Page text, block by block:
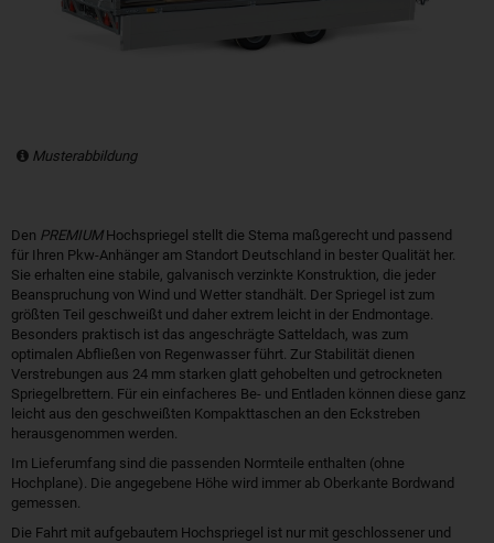
Musterabbildung
Den PREMIUM Hochspriegel stellt die Stema maßgerecht und passend
für Ihren Pkw-Anhänger am Standort Deutschland in bester Qualität her.
Sie erhalten eine stabile, galvanisch verzinkte Konstruktion, die jeder
Beanspruchung von Wind und Wetter standhält. Der Spriegel ist zum
größten Teil geschweißt und daher extrem leicht in der Endmontage.
Besonders praktisch ist das angeschrägte Satteldach, was zum
optimalen Abfließen von Regenwasser führt. Zur Stabilität dienen
Verstrebungen aus 24 mm starken glatt gehobelten und getrockneten
Spriegelbrettern. Für ein einfacheres Be- und Entladen können diese ganz
leicht aus den geschweißten Kompakttaschen an den Eckstreben
herausgenommen werden.
Im Lieferumfang sind die passenden Normteile enthalten (ohne
Hochplane). Die angegebene Höhe wird immer ab Oberkante Bordwand
gemessen.
Die Fahrt mit aufgebautem Hochspriegel ist nur mit geschlossener und